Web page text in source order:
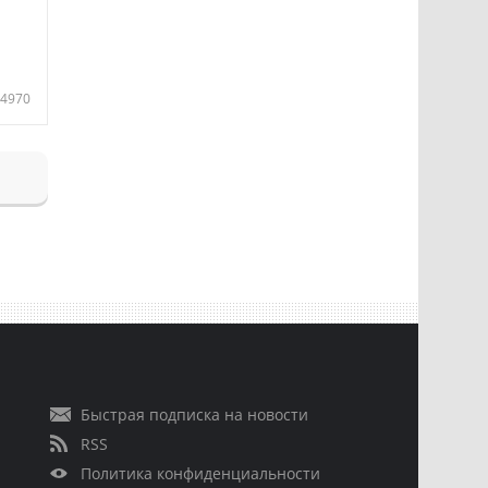
4970
Быстрая подписка на новости
RSS
Политика конфиденциальности